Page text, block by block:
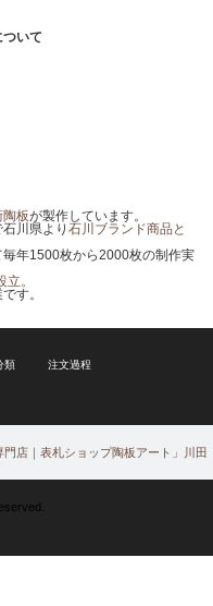
いて
板が製作しています。
川県より 石川ブランド商品と
年1500枚から2000枚の制作実
。
す。
類 注文過程
門店｜表札ショップ陶板アート」川田